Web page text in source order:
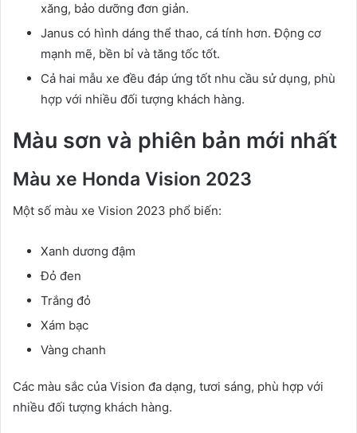
xăng, bảo dưỡng đơn giản.
Janus có hình dáng thể thao, cá tính hơn. Động cơ
mạnh mẽ, bền bỉ và tăng tốc tốt.
Cả hai mẫu xe đều đáp ứng tốt nhu cầu sử dụng, phù
hợp với nhiều đối tượng khách hàng.
Màu sơn và phiên bản mới nhất
Màu xe Honda Vision 2023
Một số màu xe Vision 2023 phổ biến:
Xanh dương đậm
Đỏ đen
Trắng đỏ
Xám bạc
Vàng chanh
Các màu sắc của Vision đa dạng, tươi sáng, phù hợp với
nhiều đối tượng khách hàng.